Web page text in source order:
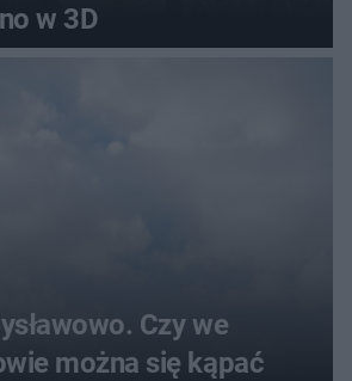
w 3D
Czy we
można się kąpać